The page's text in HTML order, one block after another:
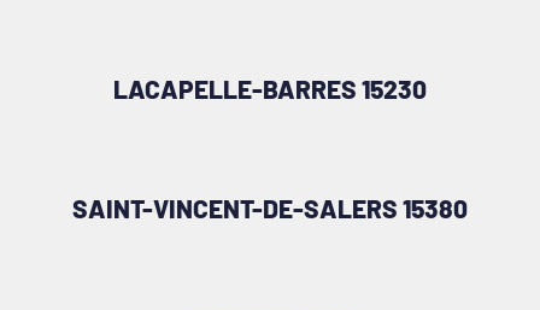
LACAPELLE-BARRES 15230
SAINT-VINCENT-DE-SALERS 15380